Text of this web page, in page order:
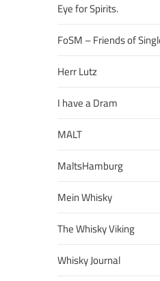
Eye for Spirits.
FoSM – Friends of
Herr Lutz
I have a Dram
MALT
MaltsHamburg
Mein Whisky
The Whisky Viking
Whisky Journal